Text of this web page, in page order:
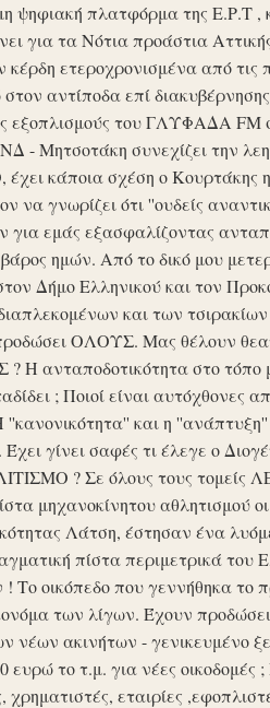
ψηφιακή πλατφόρμα της Ε.Ρ.Τ ,
για τα Νότια προάστια
ετεροχρονισμένα από τις
αντίποδα επί
εξοπλισμούς του ΓΛΥΦΑΔΑ FM
- Μητσοτάκη συνεχίζει την
κάποια σχέση ο Κουρτάκης
να γνωρίζει ότι ''ουδείς
για εμάς εξασφαλίζοντας
ημών. Από το δικό μου
Δήμο Ελληνικού και τον
και των
ΟΛΟΥΣ. Μας θέλουν
Η ανταποδοτικότητα στο τόπο
; Ποιοί είναι αυτόχθονες
''κανονικότητα'' και η
γίνει σαφές τι έλεγε ο
? Σε όλους τους τομείς
μηχανοκίνητου αθλητισμού
Λάτση, έστησαν ένα
πίστα περιμετρικά του
Το οικόπεδο που γεννήθηκα το
των λίγων. Έχουν
νέων ακινήτων - γενικευμένο
ευρώ το τ.μ. για νέες
χρηματιστές, εταιρίες